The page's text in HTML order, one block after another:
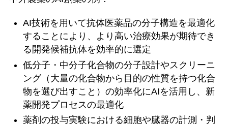
AI技術を用いて抗体医薬品の分子構造を最適化
することにより、より高い治療効果が期待でき
る開発候補抗体を効率的に選定
低分子・中分子化合物の分子設計やスクリーニ
ング（大量の化合物から目的の性質を持つ化合
物を選び出すこと）の効率化にAIを活用し、新
薬開発プロセスの最適化
薬剤の投与実験における細胞や臓器の計測・判